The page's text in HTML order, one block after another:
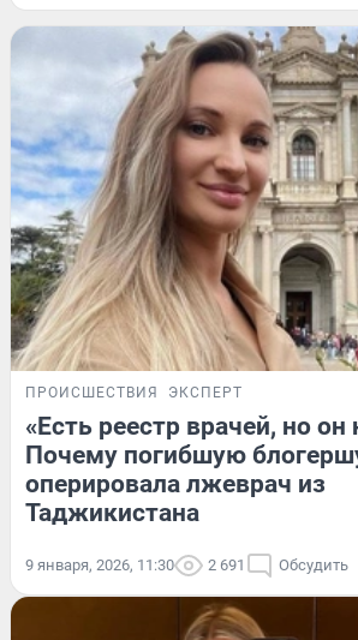
ПРОИСШЕСТВИЯ ЭКСПЕРТ
«Есть реестр врачей, но он
Почему погибшую
оперировала лжеврач из
Таджикистана
9 января, 2026, 11:30 2 691 Обсудить